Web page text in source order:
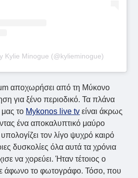
Kylie Minogue (@kylieminogue)
αποχωρήσει από τη Μύκονο
για ξένο περιοδικό. Τα πλάνα
το Mykonos live tv είναι άκρως
ένα αποκαλυπτικό μαύρο
τον λίγο ψυχρό καιρό
δυσκολίες όλα αυτά τα χρόνια
να χορεύει. Ήταν τέτοιος ο
άφωνο το φωτογράφο. Τόσο, που